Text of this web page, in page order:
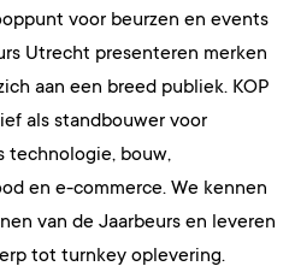
voor beurzen en events
Utrecht presenteren merken
aan een breed publiek. KOP
als standbouwer voor
technologie, bouw,
en e-commerce. We kennen
van de Jaarbeurs en leveren
tot turnkey oplevering.